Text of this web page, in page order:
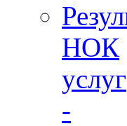
НОК
услуг
-